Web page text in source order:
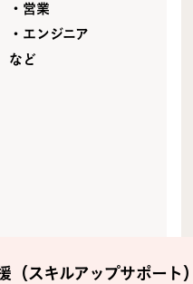
・営業
・エンジニア
など
（スキルアップサポート）